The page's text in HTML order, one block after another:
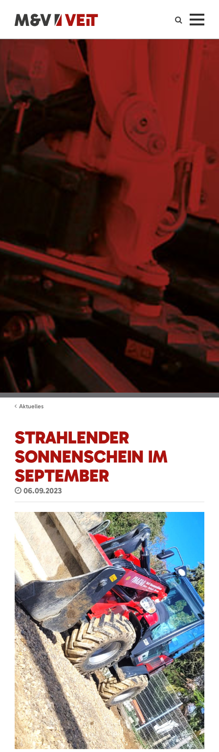
Aktuelles
STRAHLENDER
SONNENSCHEIN IM
SEPTEMBER
06.09.2023